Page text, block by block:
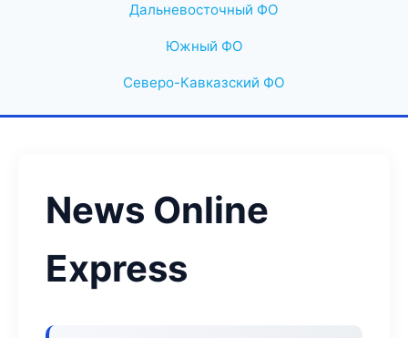
Дальневосточный ФО
Южный ФО
Северо-Кавказский ФО
News Online
Express